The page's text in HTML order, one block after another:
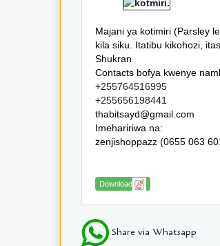
Majani ya kotimiri (Parsley
kila siku. Itatibu kikohozi,
Shukran
Contacts bofya kwenye
+255764516995
+255656198441
thabitsayd@gmail.com
Imehaririwa na:
zenjishoppazz (0655 063
Download
Share via Whatsapp